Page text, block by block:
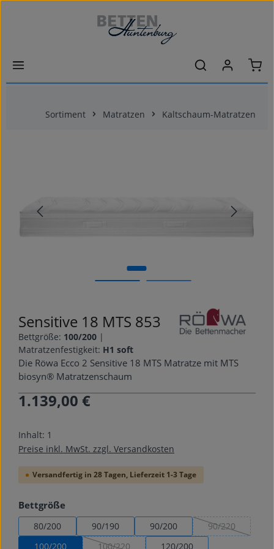
Zum Hauptinhalt springen
Sortiment Matratzen Kaltschaum-Matratzen
Sensitive 18 MTS 853
Bettgröße: 100/200 |
Matratzenfestigkeit: H1 soft
Die Röwa Ecco 2 Sensitive 18 MTS Matratze mit MTS
biosyn® Matratzenschaum
Regulärer Preis:
1.139,00 €
Inhalt: 1
Preise inkl. MwSt. zzgl. Versandkosten
Versandfertig in 28 Tagen, Lieferzeit 1-3 Tage
Bettgröße
80/200 90/190 90/200 90/220
(Diese Option
100/200 100/220
120/200